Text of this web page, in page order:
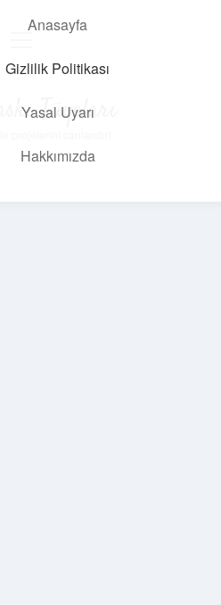
Anasayfa
Gizlilik Politikası
Yasal Uyarı
Hakkımızda
Tüyoları